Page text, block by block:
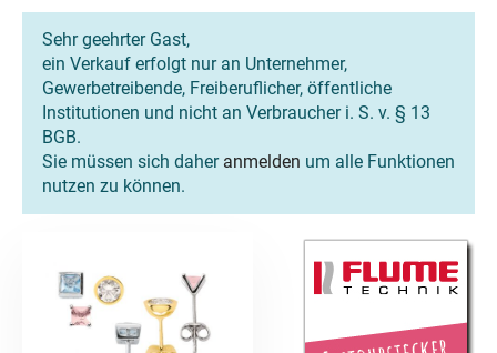
Sehr geehrter Gast,
ein Verkauf erfolgt nur an Unternehmer,
Gewerbetreibende, Freiberuflicher, öffentliche
Institutionen und nicht an Verbraucher i. S. v. § 13
BGB.
Sie müssen sich daher anmelden um alle Funktionen
nutzen zu können.